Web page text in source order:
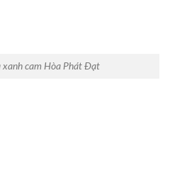
xanh cam Hòa Phát Đạt